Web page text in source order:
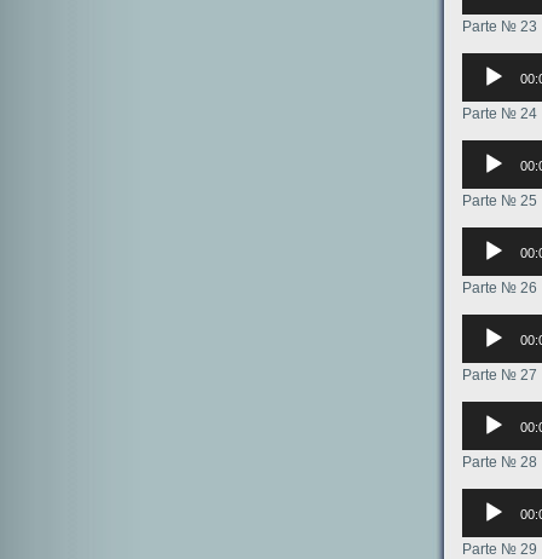
Parte № 23
Аудиоплеер
Parte № 24
Аудиоплеер
Parte № 25
Аудиоплеер
Parte № 26
Аудиоплеер
Parte № 27
Аудиоплеер
Parte № 28
Аудиоплеер
Parte № 29